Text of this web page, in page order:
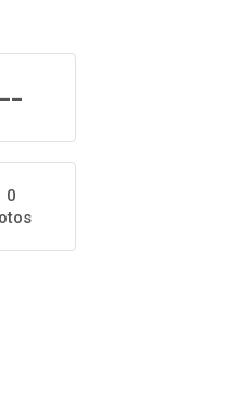
--
0